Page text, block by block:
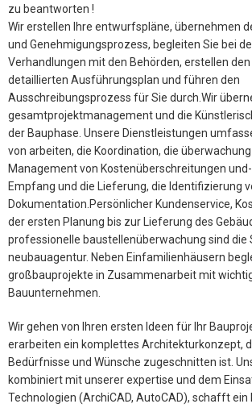
zu beantworten !
Wir erstellen Ihre entwurfspläne, übernehmen
und Genehmigungsprozess, begleiten Sie bei
Verhandlungen mit den Behörden, erstellen
detaillierten Ausführungsplan und führen den
Ausschreibungsprozess für Sie durch.Wir
gesamtprojektmanagement und die
der Bauphase. Unsere Dienstleistungen
von arbeiten, die Koordination, die
Management von Kostenüberschreitungen
Empfang und die Lieferung, die Identifizierung
Dokumentation.Persönlicher Kundenservice,
der ersten Planung bis zur Lieferung des
professionelle baustellenüberwachung sind die
neubauagentur. Neben Einfamilienhäusern
großbauprojekte in Zusammenarbeit mit
Bauunternehmen.
Wir gehen von Ihren ersten Ideen für Ihr
erarbeiten ein komplettes Architekturkonzept,
Bedürfnisse und Wünsche zugeschnitten ist.
kombiniert mit unserer expertise und dem
Technologien (ArchiCAD, AutoCAD), schafft ein